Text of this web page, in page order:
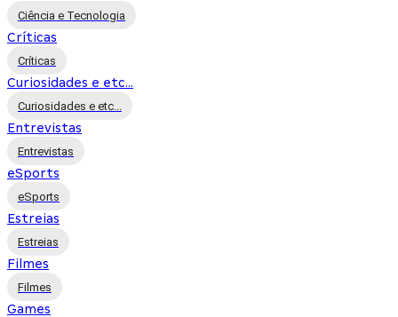
Ciência e Tecnologia
Críticas
Críticas
Curiosidades e etc...
Curiosidades e etc...
Entrevistas
Entrevistas
eSports
eSports
Estreias
Estreias
Filmes
Filmes
Games